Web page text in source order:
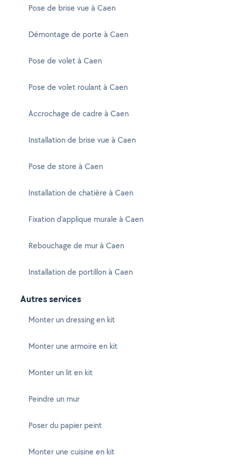
Pose de brise vue à Caen
Démontage de porte à Caen
Pose de volet à Caen
Pose de volet roulant à Caen
Accrochage de cadre à Caen
Installation de brise vue à Caen
Pose de store à Caen
Installation de chatière à Caen
Fixation d'applique murale à Caen
Rebouchage de mur à Caen
Installation de portillon à Caen
Autres services
Monter un dressing en kit
Monter une armoire en kit
Monter un lit en kit
Peindre un mur
Poser du papier peint
Monter une cuisine en kit